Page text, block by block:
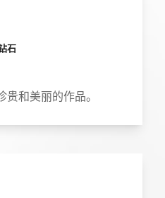
石
贵和美丽的作品。